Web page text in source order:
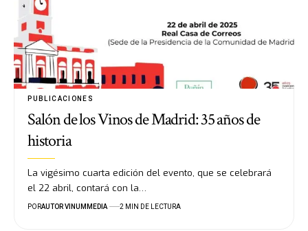
PUBLICACIONES
Salón de los Vinos de Madrid: 35 años de
historia
La vigésimo cuarta edición del evento, que se celebrará
el 22 abril, contará con la…
PORAUTOR VINUMMEDIA 2 MIN DE LECTURA